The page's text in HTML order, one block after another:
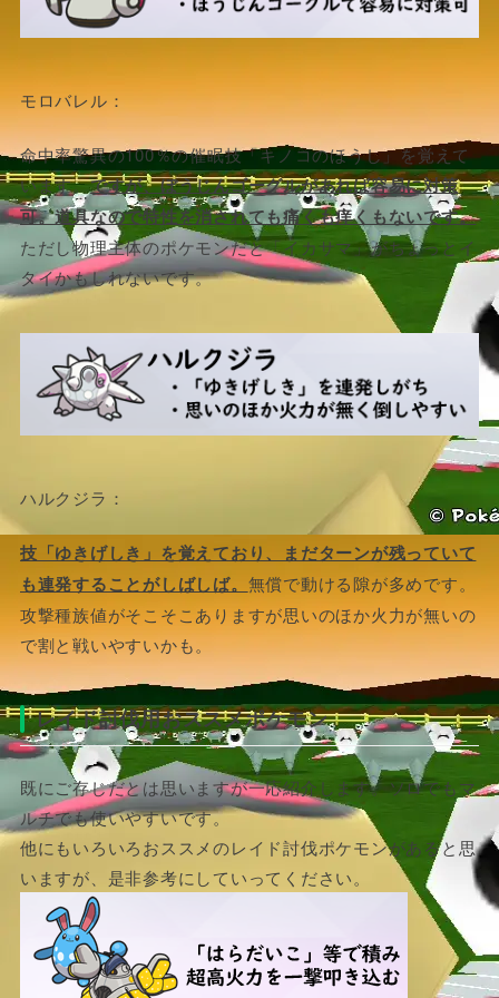
モロバレル：
命中率驚異の100％の催眠技「キノコのほうし」を覚えて
います。ですが、ぼうじんゴーグルがあれば容易に対策
可。道具なので特性を消されても痛くも痒くもないです。
ただし物理主体のポケモンだと「イカサマ」がちょっとイ
タイかもしれないです。
ハルクジラ：
技「ゆきげしき」を覚えており、まだターンが残っていて
も連発することがしばしば。 無償で動ける隙が多めです。
攻撃種族値がそこそこありますが思いのほか火力が無いの
で割と戦いやすいかも。
レイド討伐用おススメポケモン
既にご存じだとは思いますが一応紹介します。ソロでもマ
ルチでも使いやすいです。
他にもいろいろおススメのレイド討伐ポケモンがあると思
いますが、是非参考にしていってください。